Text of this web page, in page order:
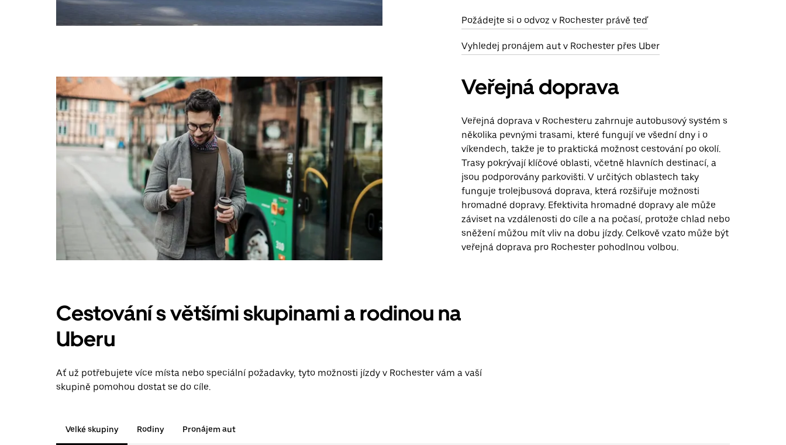
Požádejte si o odvoz v Rochester právě teď
Vyhledej pronájem aut v Rochester přes Uber
Veřejná doprava
Veřejná doprava v Rochesteru zahrnuje autobusový systém s
několika pevnými trasami, které fungují ve všední dny i o
víkendech, takže je to praktická možnost cestování po okolí.
Trasy pokrývají klíčové oblasti, včetně hlavních destinací, a
jsou podporovány parkovišti. V určitých oblastech taky
funguje trolejbusová doprava, která rozšiřuje možnosti
hromadné dopravy. Efektivita hromadné dopravy ale může
záviset na vzdálenosti do cíle a na počasí, protože chlad nebo
sněžení můžou mít vliv na dobu jízdy. Celkově vzato může být
veřejná doprava pro Rochester pohodlnou volbou.
Cestování s většími skupinami a rodinou na
Uberu
Ať už potřebujete více místa nebo speciální požadavky, tyto možnosti jízdy v Rochester vám a vaší
skupině pomohou dostat se do cíle.
Velké skupiny Rodiny Pronájem aut